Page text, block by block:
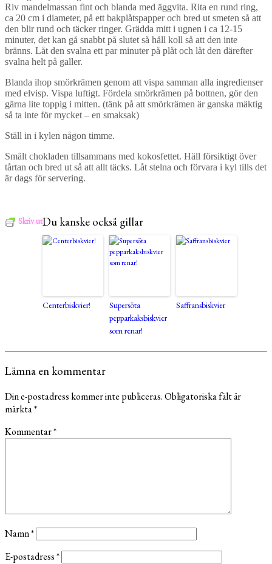
Riv mandelmassan fint och blanda med äggvita. Rita en rund ring,
ca 20 cm i diameter, på ett bakplåtspapper och bred ut smeten så att
den blir rund och täcker ringer. Grädda mitt i ugnen i ca 12-15
minuter, det kan gå snabbt på slutet så håll koll så att den inte
bränns. Låt den svalna ett par minuter på plåt och låt den därefter
svalna helt på galler.
Blanda ihop smörkrämen genom att vispa samman alla ingredienser
med elvisp. Vispa luftigt. Fördela smörkrämen på bottnen, gör den
gärna lite toppig i mitten. (tänk på att smörkrämen är ganska mäktig
så ta inte för mycket – en smaksak)
Ställ in i kylen någon timme.
Smält chokladen tillsammans med kokosfettet. Häll försiktigt över
tårtan och bred ut så att allt täcks. Låt stelna och förvara i kyl tills det
är dags för servering.
Skriv utDu kanske också gillar
Centerbiskvier!
Supersöta
pepparkaksbiskvier
som renar!
Saffransbiskvier
Lämna en kommentar
Din e-postadress kommer inte publiceras.Obligatoriska fält är
märkta*
Kommentar*
Namn*
E-postadress*